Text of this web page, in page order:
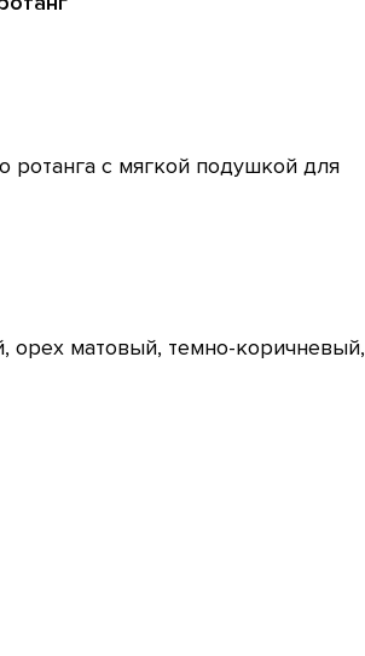
с мягкой подушкой для
орех матовый, темно-коричневый,